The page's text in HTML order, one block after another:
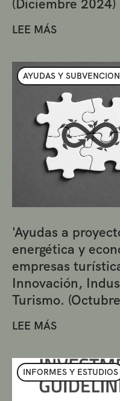
(Diciembre 2024)
LEE MÁS
AYUDAS Y
'Ayudas a
energética y
empresas
Innovación,
Turismo.
LEE MÁS
INFORMES Y ESTUDIOS